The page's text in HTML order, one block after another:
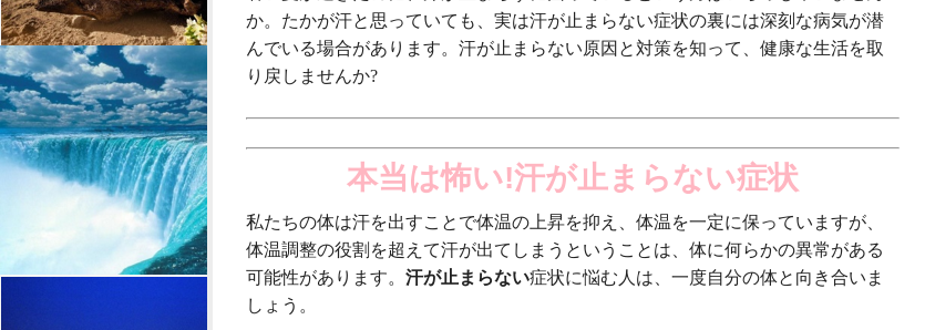
か。たかが汗と思っていても、実は汗が止まらない症状の裏には深刻な病気が潜
んでいる場合があります。汗が止まらない原因と対策を知って、健康な生活を取
り戻しませんか?
本当は怖い!汗が止まらない症状
私たちの体は汗を出すことで体温の上昇を抑え、体温を一定に保っていますが、
体温調整の役割を超えて汗が出てしまうということは、体に何らかの異常がある
可能性があります。 汗が止まらない症状に悩む人は、一度自分の体と向き合いま
しょう。